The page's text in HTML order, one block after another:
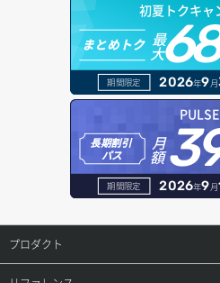
トークン発行
パーミッション一覧取得
ロールからパーミッションを紐づけ解
ロールにパーミッションを紐づけ
ロール作成
ボリュームイメージ保存
ボリュームタイプ一覧取得
ボリュームタイプ詳細取得
ボリューム一覧取得
ボリューム削除
アタッチ済みボリューム一覧
アタッチ済みボリューム詳細取得
コンソールURL発行
サーバーに紐づくアドレス取得
サーバーに紐づくアドレス取得（ネッ
サーバープラン一覧取得
セキュリティグループ ルール一覧取得
セキュリティグループ ルール作成
セキュリティグループ ルール削除
セキュリティグループ ルール詳細取得
セキュリティグループ一覧取得
ヘルスモニタ一覧取得
ヘルスモニタ作成
ヘルスモニタ削除
ヘルスモニタ更新
ヘルスモニタ詳細取得
オブジェクトダウンロード
オブジェクトバージョン管理
オブジェクト一覧取得
オブジェクト削除
オブジェクト削除予約
オブジェクト複製
オブジェクト詳細取得
ドメイン情報登録
ドメイン詳細取得
レコード一覧取得
レコード作成
レコード更新
レコード詳細取得
初夏トクキャ
まとめトク 最
大
期間限定 2026年9月
長期割引
パス
月
額
期間限定 2026年9月
プロダクト